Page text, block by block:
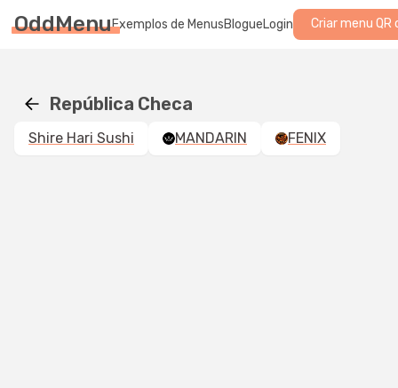
OddMenuExemplos de MenusBlogueLogin Criar menu QR
República Checa
Shire Hari Sushi MANDARIN FENIX